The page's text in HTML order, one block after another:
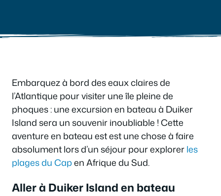
Embarquez à bord des eaux claires de
l’Atlantique pour visiter une île pleine de
phoques : une excursion en bateau à Duiker
Island sera un souvenir inoubliable ! Cette
aventure en bateau est est une chose à faire
absolument lors d’un séjour pour explorerles
plages du Capen Afrique du Sud.
Aller à Duiker Island en bateau